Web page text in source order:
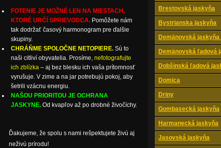
Brestovská jaskyňa
Bystrianska jaskyňa
Demänovská
Demänovská ľadová
Dobšinská ľadová
Domica
Driny
Gombasecká jaskyňa
Harmanecká jaskyňa
Jasovská jaskyňa
FOTENIE JE MOŽNÉ LEN NA MIESTACH,
KTORÉ URČÍ SPRIEVODCA. Pomôžete nám
tak dodržať časový harmonogram pre ďalšie
skupiny.
CHRÁŇME SPOLOČNE NETOPIERE. Sú to
naši citliví obyvatelia. Prosíme, nefotografujte
ich zblízka – aj bez blesku ich vaša prítomnosť
vyrušuje. V zime a na jar potrebujú pokoj, aby
šetrili vzácnu energiu.
NAŠOU PRIORITOU JE OCHRANA
JASKYNE. Od kvapľov až po drobné živočíchy.
Ďakujeme, že spolu s nami rešpektujete živú aj
neživú prírodu!